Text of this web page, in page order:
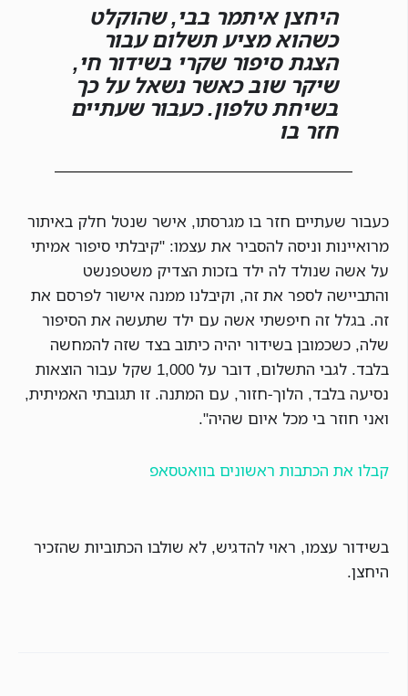
היחצן איתמר בבי, שהוקלט
כשהוא מציע תשלום עבור
הצגת סיפור שקרי בשידור חי,
שיקר שוב כאשר נשאל על כך
בשיחת טלפון. כעבור שעתיים
חזר בו
כעבור שעתיים חזר בו מגרסתו, אישר שנטל חלק באיתור
מרואיינות וניסה להסביר את עצמו: "קיבלתי סיפור אמיתי
על אשה שנולד לה ילד בזכות הצדיק משטפנשט
והתביישה לספר את זה, וקיבלנו ממנה אישור לפרסם את
זה. בגלל זה חיפשתי אשה עם ילד שתעשה את הסיפור
שלה, כשכמובן בשידור יהיה כיתוב בצד שזה להמחשה
בלבד. לגבי התשלום, דובר על 1,000 שקל עבור הוצאות
נסיעה בלבד, הלוך-חזור, עם המתנה. זו תגובתי האמיתית,
ואני חוזר בי מכל איום שהיה".
קבלו את הכתבות ראשונים בוואטסאפ
בשידור עצמו, ראוי להדגיש, לא שולבו הכתוביות שהזכיר
היחצן.